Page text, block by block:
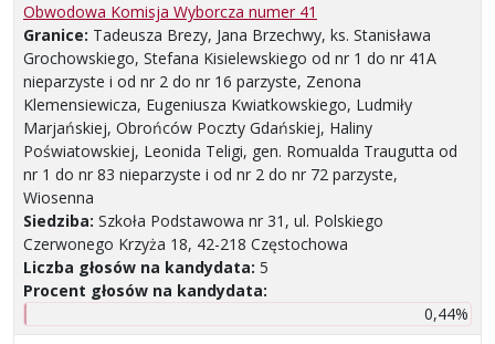
Obwodowa Komisja Wyborcza numer 41
Granice: Tadeusza Brezy, Jana Brzechwy, ks. Stanisława
Grochowskiego, Stefana Kisielewskiego od nr 1 do nr 41A
nieparzyste i od nr 2 do nr 16 parzyste, Zenona
Klemensiewicza, Eugeniusza Kwiatkowskiego, Ludmiły
Marjańskiej, Obrońców Poczty Gdańskiej, Haliny
Poświatowskiej, Leonida Teligi, gen. Romualda Traugutta od
nr 1 do nr 83 nieparzyste i od nr 2 do nr 72 parzyste,
Wiosenna
Siedziba: Szkoła Podstawowa nr 31, ul. Polskiego
Czerwonego Krzyża 18, 42-218 Częstochowa
Liczba głosów na kandydata: 5
Procent głosów na kandydata:
0,44%